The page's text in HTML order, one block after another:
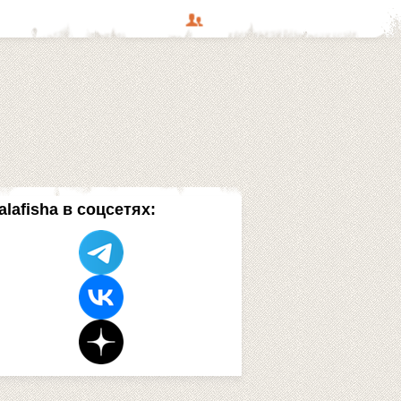
в соцсетях: